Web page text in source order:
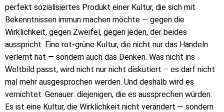
perfekt sozialisiertes Produkt einer Kultur, die sich mit
Bekenntnissen immun machen möchte — gegen die
Wirklichkeit, gegen Zweifel, gegen jeden, der beides
ausspricht. Eine rot-grüne Kultur, die nicht nur das Handeln
verlernt hat — sondern auch das Denken. Was nicht ins
Weltbild passt, wird nicht nur nicht diskutiert – es darf nicht
mal mehr ausgesprochen werden. Und deshalb wird es
vernichtet. Genauer: diejenigen, die es aussprechen würden.
Es ist eine Kultur, die Wirklichkeit nicht verändert — sondern